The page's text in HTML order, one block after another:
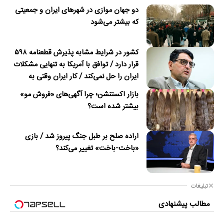
دو جهان موازی در شهرهای ایران و جمعیتی
که بیشتر می‌شود
کشور در شرایط مشابه پذیرش قطعنامه ۵۹۸
قرار دارد / توافق با آمریکا به تنهایی مشکلات
ایران را حل نمی‌کند / کار ایران وقتی به
امضای ترکمانچای رسید که دیگر چاره‌ای نبود
بازار اکستنشن؛ چرا آگهی‌های «فروش مو»
بیشتر شده است؟
اراده صلح بر طبل جنگ پیروز شد / بازی
«باخت-باخت» تغییر می‌کند؟
تبلیغات
مطالب پیشنهادی